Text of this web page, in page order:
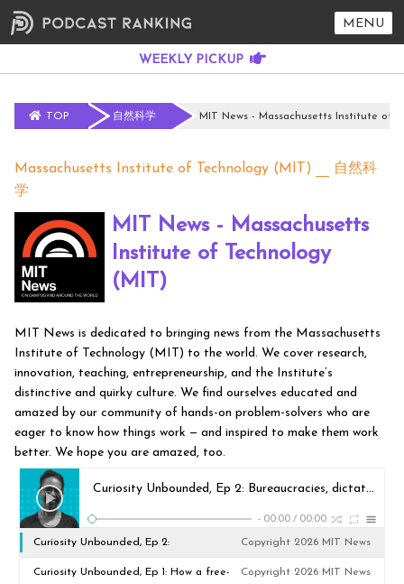
MENU
TOP 自然科学 MIT News - Massachusetts Institute of
Massachusetts Institute of Technology (MIT)
自然科
学
MIT News - Massachusetts
Institute of Technology
(MIT)
MIT News is dedicated to bringing news from the Massachusetts
Institute of Technology (MIT) to the world. We cover research,
innovation, teaching, entrepreneurship, and the Institute’s
distinctive and quirky culture. We find ourselves educated and
amazed by our community of hands-on problem-solvers who are
eager to know how things work — and inspired to make them work
better. We hope you are amazed, too.
Curiosity Unbounded, Ep 2: Bureaucracies, dictatorships, and the power of Africa's people — Mai Hassan
- 00:00 / 00:00
Curiosity Unbounded, Ep 2:
Bureaucracies, dictatorships, and the
Copyright 2026 MIT News
Curiosity Unbounded, Ep 1: How a free- Copyright 2026 MIT News